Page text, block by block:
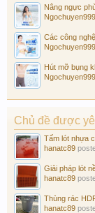
Nâng ngực
Các công
Hút mỡ bụng
Chủ đề được
Tấm lót nhựa
hanatc89
Giải pháp lót
hanatc89
Thùng rác
hanatc89